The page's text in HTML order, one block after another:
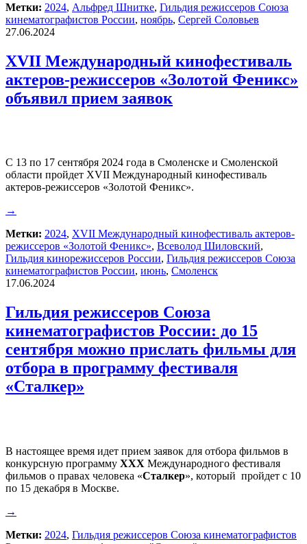
Метки: 2024, Альфред Шнитке, Гильдия режиссеров Союза
кинематографистов России, ноябрь, Сергей Соловьев
27.06.2024
XVII Международный кинофестиваль
актеров-режиссеров «Золотой Феникс»
объявил прием заявок
С 13 по 17 сентября 2024 года в Смоленске и Смоленской
области пройдет XVII Международный кинофестиваль
актеров-режиссеров «Золотой Феникс».
→
Метки: 2024, XVII Международный кинофестиваль актеров-
режиссеров «Золотой Феникс», Всеволод Шиловский,
Гильдия кинорежиссеров России, Гильдия режиссеров Союза
кинематографистов России, июнь, Смоленск
17.06.2024
Гильдия режиссеров Союза
кинематографистов России: до 15
сентября можно прислать фильмы для
отбора в программу фестиваля
«Сталкер»
В настоящее время идет прием заявок для отбора фильмов в
конкурсную программу XXX Международного фестиваля
фильмов о правах человека «Сталкер», который пройдет с 10
по 15 декабря в Москве.
→
Метки: 2024, Гильдия режиссеров Союза кинематографистов